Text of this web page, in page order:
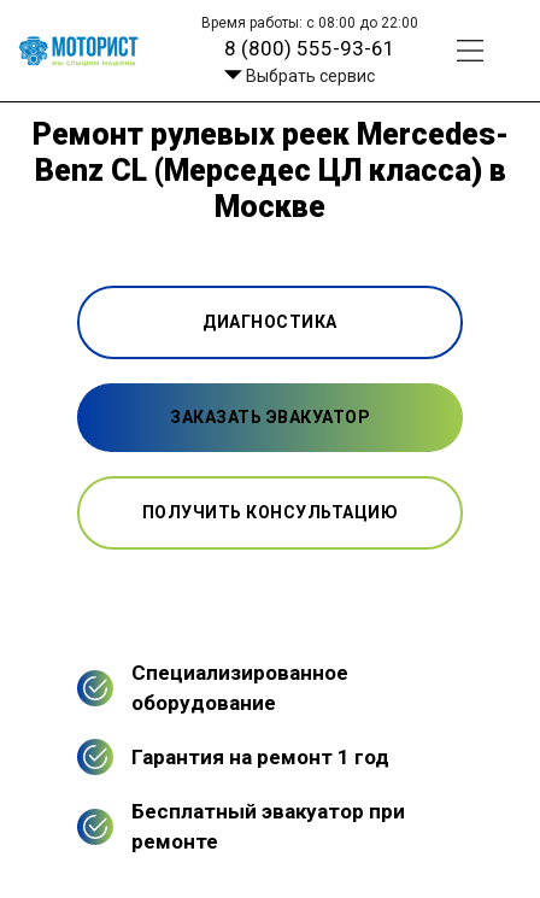
Время работы: с 08:00 до 22:00
8 (800) 555-93-61
Выбрать сервис
Ремонт рулевых реек Mercedes-
Benz CL (Мерседес ЦЛ класса) в
Москве
ДИАГНОСТИКА
ЗАКАЗАТЬ ЭВАКУАТОР
ПОЛУЧИТЬ КОНСУЛЬТАЦИЮ
Специализированное
оборудование
Гарантия на ремонт 1 год
Бесплатный эвакуатор при
ремонте